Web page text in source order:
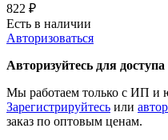
822 ₽
Есть в наличии
Авторизоваться
Авторизуйтесь для
Мы работаем только с ИП и
Зарегистрируйтесь или
заказ по оптовым ценам.